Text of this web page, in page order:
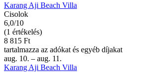
Karang Aji Beach Villa
Cisolok
6,0/10
(1 értékelés)
8 815 Ft
tartalmazza az adókat és egyéb díjakat
aug. 10. – aug. 11.
Karang Aji Beach Villa